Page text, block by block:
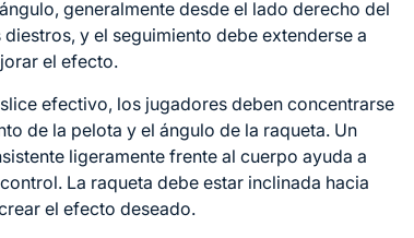
generalmente desde el lado derecho del
y el seguimiento debe extenderse a
el efecto.
efectivo, los jugadores deben concentrarse
de la pelota y el ángulo de la raqueta. Un
ligeramente frente al cuerpo ayuda a
La raqueta debe estar inclinada hacia
el efecto deseado.